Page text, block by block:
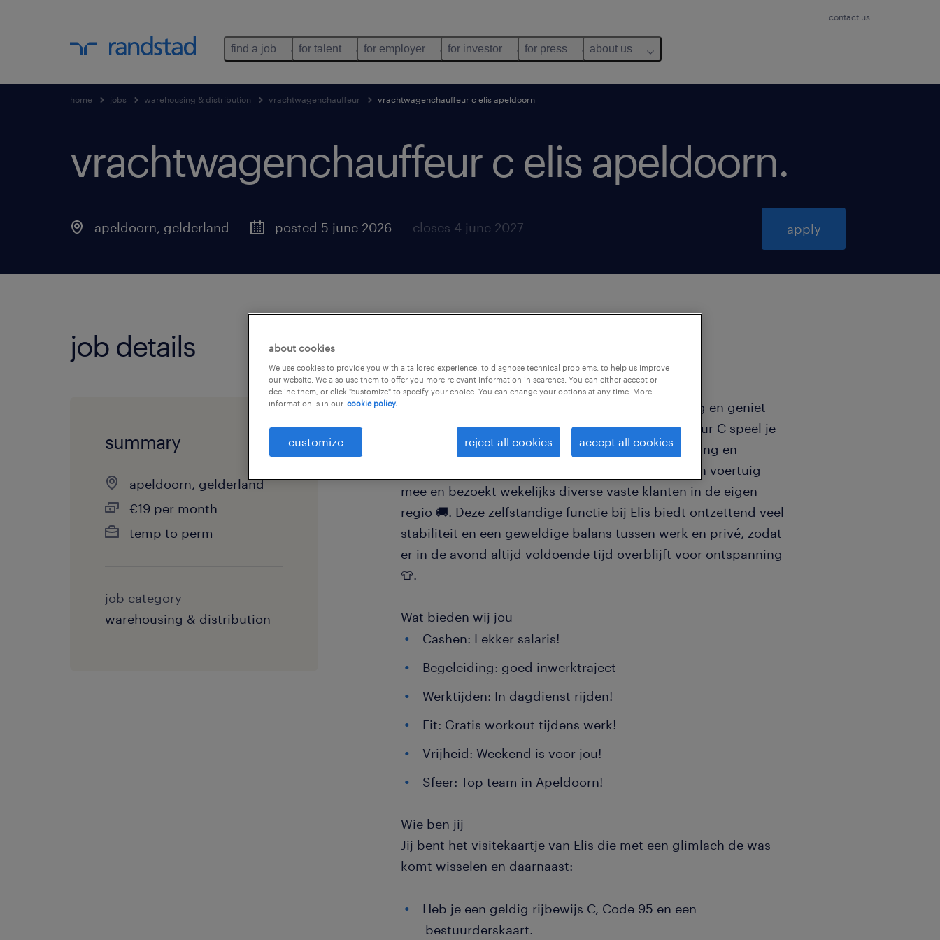
contact us
find a job for talent for employer for investor for press about us
home jobs warehousing & distribution vrachtwagenchauffeur vrachtwagenchauffeur c elis apeldoorn
vrachtwagenchauffeur c elis apeldoorn.
apeldoorn, gelderland posted 5 june 2026 closes 4 june 2027 apply
job details
summary
apeldoorn, gelderland
€19 per month
temp to perm
job category
warehousing & distribution
Start direct met een afwisselende baan op de weg en geniet
van hele fijne werktijden. Als vrachtwagenchauffeur C speel je
een onmisbare rol in de logistiek van bedrijfskleding en
hygiëneartikelen. Je krijgt een prachtig en modern voertuig
mee en bezoekt wekelijks diverse vaste klanten in de eigen
regio 🚚. Deze zelfstandige functie bij Elis biedt ontzettend veel
stabiliteit en een geweldige balans tussen werk en privé, zodat
er in de avond altijd voldoende tijd overblijft voor ontspanning
👕.
Wat bieden wij jou
Cashen: Lekker salaris!
Begeleiding: goed inwerktraject
Werktijden: In dagdienst rijden!
Fit: Gratis workout tijdens werk!
Vrijheid: Weekend is voor jou!
Sfeer: Top team in Apeldoorn!
Wie ben jij
Jij bent het visitekaartje van Elis die met een glimlach de was
komt wisselen en daarnaast:
Heb je een geldig rijbewijs C, Code 95 en een
bestuurderskaart.
about cookies
We use cookies to provide you with a tailored experience, to diagnose technical problems, to help us improve
our website. We also use them to offer you more relevant information in searches. You can either accept or
decline them, or click "customize" to specify your choice. You can change your options at any time. More
information is in our cookie policy.
customize reject all cookies accept all cookies